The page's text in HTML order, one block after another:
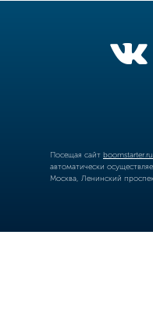
Посещая сайт boomstarter.ru
автоматически
Москва, Ленинский